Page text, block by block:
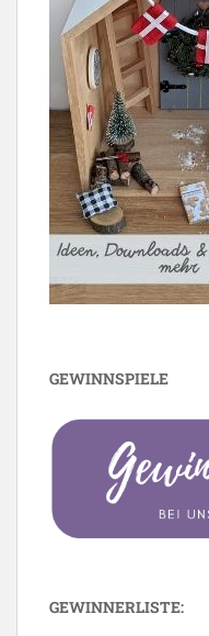
GEWINNSPIELE
GEWINNERLISTE: